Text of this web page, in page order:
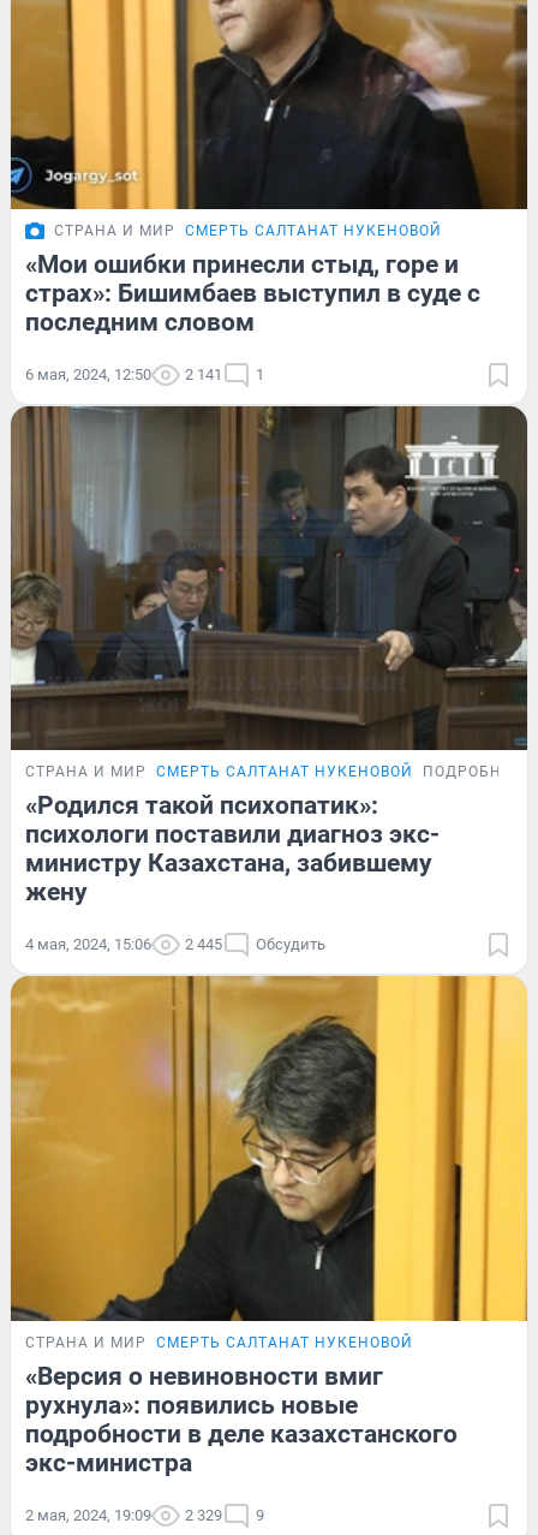
СТРАНА И МИР СМЕРТЬ САЛТАНАТ НУКЕНОВОЙ
«Мои ошибки принесли стыд, горе и
страх»: Бишимбаев выступил в суде с
последним словом
6 мая, 2024, 12:50 2 141 1
СТРАНА И МИР СМЕРТЬ САЛТАНАТ НУКЕНОВОЙ
«Родился такой психопатик»:
психологи поставили диагноз экс-
министру Казахстана, забившему
жену
4 мая, 2024, 15:06 2 445 Обсудить
СТРАНА И МИР СМЕРТЬ САЛТАНАТ НУКЕНОВОЙ
«Версия о невиновности вмиг
рухнула»: появились новые
подробности в деле казахстанского
экс-министра
2 мая, 2024, 19:09 2 329 9